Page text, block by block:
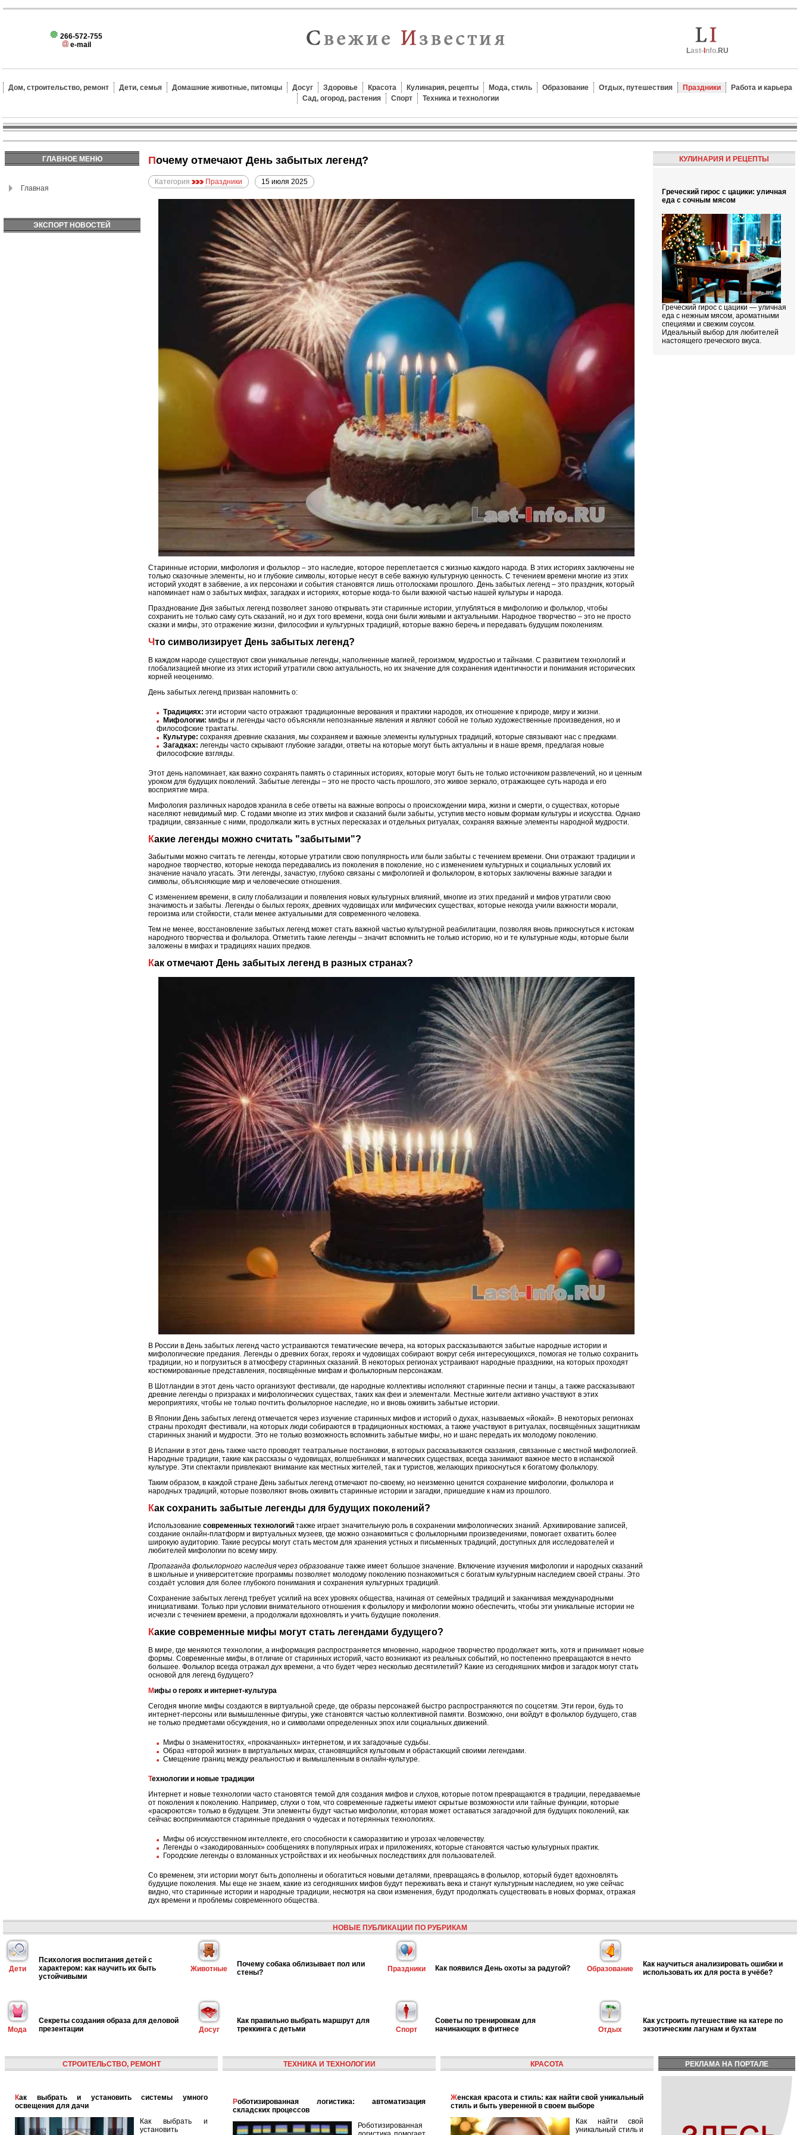
266-572-755
e-mail
Last- nfo.RU
Дом, строительство, ремонт Дети, семья Домашние животные, питомцы Досуг Здоровье Красота Кулинария, рецепты Мода, стиль Образование Отдых, путешествия Праздники
Работа и карьера
Сад, огород, растения
Спорт Техника и технологии
ГЛАВНОЕ МЕНЮ
Главная
ЭКСПОРТ НОВОСТЕЙ
Почему отмечают День забытых легенд?
Категория Праздники 15 июля 2025
Старинные истории, мифология и фольклор – это наследие, которое переплетается с жизнью каждого народа. В этих историях заключены не
только сказочные элементы, но и глубокие символы, которые несут в себе важную культурную ценность. С течением времени многие из этих
историй уходят в забвение, а их персонажи и события становятся лишь отголосками прошлого. День забытых легенд – это праздник, который
напоминает нам о забытых мифах, загадках и историях, которые когда-то были важной частью нашей культуры и народа.
Празднование Дня забытых легенд позволяет заново открывать эти старинные истории, углубляться в мифологию и фольклор, чтобы
сохранить не только саму суть сказаний, но и дух того времени, когда они были живыми и актуальными. Народное творчество – это не просто
сказки и мифы, это отражение жизни, философии и культурных традиций, которые важно беречь и передавать будущим поколениям.
Что символизирует День забытых легенд?
В каждом народе существуют свои уникальные легенды, наполненные магией, героизмом, мудростью и тайнами. С развитием технологий и
глобализацией многие из этих историй утратили свою актуальность, но их значение для сохранения идентичности и понимания исторических
корней неоценимо.
День забытых легенд призван напомнить о:
Традициях: эти истории часто отражают традиционные верования и практики народов, их отношение к природе, миру и жизни.
Мифологии: мифы и легенды часто объясняли непознанные явления и являют собой не только художественные произведения, но и
философские трактаты.
Культуре: сохраняя древние сказания, мы сохраняем и важные элементы культурных традиций, которые связывают нас с предками.
Загадках: легенды часто скрывают глубокие загадки, ответы на которые могут быть актуальны и в наше время, предлагая новые
философские взгляды.
Этот день напоминает, как важно сохранять память о старинных историях, которые могут быть не только источником развлечений, но и ценным
уроком для будущих поколений. Забытые легенды – это не просто часть прошлого, это живое зеркало, отражающее суть народа и его
восприятие мира.
Мифология различных народов хранила в себе ответы на важные вопросы о происхождении мира, жизни и смерти, о существах, которые
населяют невидимый мир. С годами многие из этих мифов и сказаний были забыты, уступив место новым формам культуры и искусства. Однако
традиции, связанные с ними, продолжали жить в устных пересказах и отдельных ритуалах, сохраняя важные элементы народной мудрости.
Какие легенды можно считать "забытыми"?
Забытыми можно считать те легенды, которые утратили свою популярность или были забыты с течением времени. Они отражают традиции и
народное творчество, которые некогда передавались из поколения в поколение, но с изменением культурных и социальных условий их
значение начало угасать. Эти легенды, зачастую, глубоко связаны с мифологией и фольклором, в которых заключены важные загадки и
символы, объясняющие мир и человеческие отношения.
С изменением времени, в силу глобализации и появления новых культурных влияний, многие из этих преданий и мифов утратили свою
значимость и забыты. Легенды о былых героях, древних чудовищах или мифических существах, которые некогда учили важности морали,
героизма или стойкости, стали менее актуальными для современного человека.
Тем не менее, восстановление забытых легенд может стать важной частью культурной реабилитации, позволяя вновь прикоснуться к истокам
народного творчества и фольклора. Отметить такие легенды – значит вспомнить не только историю, но и те культурные коды, которые были
заложены в мифах и традициях наших предков.
Как отмечают День забытых легенд в разных странах?
В России в День забытых легенд часто устраиваются тематические вечера, на которых рассказываются забытые народные истории и
мифологические предания. Легенды о древних богах, героях и чудовищах собирают вокруг себя интересующихся, помогая не только сохранить
традиции, но и погрузиться в атмосферу старинных сказаний. В некоторых регионах устраивают народные праздники, на которых проходят
костюмированные представления, посвящённые мифам и фольклорным персонажам.
В Шотландии в этот день часто организуют фестивали, где народные коллективы исполняют старинные песни и танцы, а также рассказывают
древние легенды о призраках и мифологических существах, таких как феи и элементали. Местные жители активно участвуют в этих
мероприятиях, чтобы не только почтить фольклорное наследие, но и вновь оживить забытые истории.
В Японии День забытых легенд отмечается через изучение старинных мифов и историй о духах, называемых «йокай». В некоторых регионах
страны проходят фестивали, на которых люди собираются в традиционных костюмах, а также участвуют в ритуалах, посвящённых защитникам
старинных знаний и мудрости. Это не только возможность вспомнить забытые мифы, но и шанс передать их молодому поколению.
В Испании в этот день также часто проводят театральные постановки, в которых рассказываются сказания, связанные с местной мифологией.
Народные традиции, такие как рассказы о чудовищах, волшебниках и магических существах, всегда занимают важное место в испанской
культуре. Эти спектакли привлекают внимание как местных жителей, так и туристов, желающих прикоснуться к богатому фольклору.
Таким образом, в каждой стране День забытых легенд отмечают по-своему, но неизменно ценится сохранение мифологии, фольклора и
народных традиций, которые позволяют вновь оживить старинные истории и загадки, пришедшие к нам из прошлого.
Как сохранить забытые легенды для будущих поколений?
Использование современных технологий также играет значительную роль в сохранении мифологических знаний. Архивирование записей,
создание онлайн-платформ и виртуальных музеев, где можно ознакомиться с фольклорными произведениями, помогает охватить более
широкую аудиторию. Такие ресурсы могут стать местом для хранения устных и письменных традиций, доступных для исследователей и
любителей мифологии по всему миру.
Пропаганда фольклорного наследия через образование также имеет большое значение. Включение изучения мифологии и народных сказаний
в школьные и университетские программы позволяет молодому поколению познакомиться с богатым культурным наследием своей страны. Это
создаёт условия для более глубокого понимания и сохранения культурных традиций.
Сохранение забытых легенд требует усилий на всех уровнях общества, начиная от семейных традиций и заканчивая международными
инициативами. Только при условии внимательного отношения к фольклору и мифологии можно обеспечить, чтобы эти уникальные истории не
исчезли с течением времени, а продолжали вдохновлять и учить будущие поколения.
Какие современные мифы могут стать легендами будущего?
В мире, где меняются технологии, а информация распространяется мгновенно, народное творчество продолжает жить, хотя и принимает новые
формы. Современные мифы, в отличие от старинных историй, часто возникают из реальных событий, но постепенно превращаются в нечто
большее. Фольклор всегда отражал дух времени, а что будет через несколько десятилетий? Какие из сегодняшних мифов и загадок могут стать
основой для легенд будущего?
Мифы о героях и интернет-культура
Сегодня многие мифы создаются в виртуальной среде, где образы персонажей быстро распространяются по соцсетям. Эти герои, будь то
интернет-персоны или вымышленные фигуры, уже становятся частью коллективной памяти. Возможно, они войдут в фольклор будущего, став
не только предметами обсуждения, но и символами определенных эпох или социальных движений.
Мифы о знаменитостях, «прокачанных» интернетом, и их загадочные судьбы.
Образ «второй жизни» в виртуальных мирах, становящийся культовым и обрастающий своими легендами.
Смещение границ между реальностью и вымышленным в онлайн-культуре.
Технологии и новые традиции
Интернет и новые технологии часто становятся темой для создания мифов и слухов, которые потом превращаются в традиции, передаваемые
от поколения к поколению. Например, слухи о том, что современные гаджеты имеют скрытые возможности или тайные функции, которые
«раскроются» только в будущем. Эти элементы будут частью мифологии, которая может оставаться загадочной для будущих поколений, как
сейчас воспринимаются старинные предания о чудесах и потерянных технологиях.
Мифы об искусственном интеллекте, его способности к саморазвитию и угрозах человечеству.
Легенды о «закодированных» сообщениях в популярных играх и приложениях, которые становятся частью культурных практик.
Городские легенды о взломанных устройствах и их необычных последствиях для пользователей.
Со временем, эти истории могут быть дополнены и обогатиться новыми деталями, превращаясь в фольклор, который будет вдохновлять
будущие поколения. Мы еще не знаем, какие из сегодняшних мифов будут переживать века и станут культурным наследием, но уже сейчас
видно, что старинные истории и народные традиции, несмотря на свои изменения, будут продолжать существовать в новых формах, отражая
дух времени и проблемы современного общества.
КУЛИНАРИЯ И РЕЦЕПТЫ
Греческий гирос с цацики: уличная
еда с сочным мясом
Греческий гирос с цацики — уличная
еда с нежным мясом, ароматными
специями и свежим соусом.
Идеальный выбор для любителей
настоящего греческого вкуса.
НОВЫЕ ПУБЛИКАЦИИ ПО РУБРИКАМ
Дети
Психология воспитания детей с
характером: как научить их быть
устойчивыми
Животные
Почему собака облизывает пол или
стены?
Праздники Как появился День охоты за радугой? Образование
Как научиться анализировать ошибки и
использовать их для роста в учёбе?
Мода
Секреты создания образа для деловой
презентации
Досуг
Как правильно выбрать маршрут для
треккинга с детьми
Спорт
Советы по тренировкам для
начинающих в фитнесе
Отдых
Как устроить путешествие на катере по
экзотическим лагунам и бухтам
СТРОИТЕЛЬСТВО, РЕМОНТ
Как выбрать и установить системы умного
освещения для дачи
Как выбрать и
установить
ТЕХНИКА И ТЕХНОЛОГИИ
Роботизированная логистика: автоматизация
складских процессов
Роботизированная
КРАСОТА
Женская красота и стиль: как найти свой уникальный
стиль и быть уверенной в своем выборе
Как найти свой
уникальный стиль и
РЕКЛАМА НА ПОРТАЛЕ